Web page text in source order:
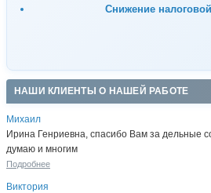
Снижение
НАШИ КЛИЕНТЫ О НАШЕЙ РАБОТЕ
Михаил
Ирина Генриевна, спасибо Вам за дельные
думаю и многим
Подробнее
Виктория